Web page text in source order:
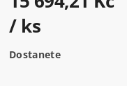
/ ks
Dostanete